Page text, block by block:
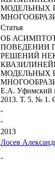
МОДЕЛЬНЫХ
Статья
ОБ
ПОВЕДЕНИИ
РЕШЕНИЙ
МОДЕЛЬНЫХ
Е.А. Уфимский
2013. Т. 5. № 1.
-
-
2013
Лосев
-